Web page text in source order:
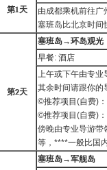
第1天
由成都乘机前往
塞班岛比北京时间
第2天
塞班岛→环岛观光
早餐: 酒店
上午或下午由专
其余时间请跟你的
©推荐项目(自费)
©推荐项目(自费)
傍晚由专业导游带
等，****一般比国
塞班岛→军舰岛